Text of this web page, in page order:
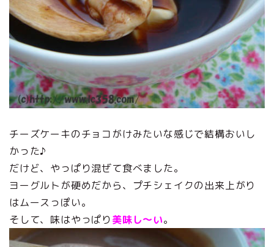
チーズケーキのチョコがけみたいな感じで結構おいし
かった♪
だけど、やっぱり混ぜて食べました。
ヨーグルトが硬めだから、プチシェイクの出来上がり
はムースっぽい。
そして、味はやっぱり美味し～い。